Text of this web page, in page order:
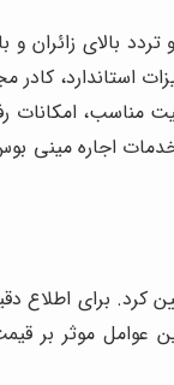
زائران و
استاندارد، کادر
امکانات
خدمات اجاره مینی
برای آن تعیین کرد.
عوامل موثر بر